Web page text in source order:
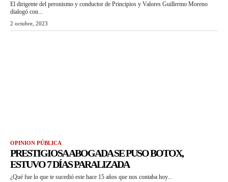
El dirigente del peronismo y conductor de Principios y Valores Guillermo Moreno
dialogó con...
2 octubre, 2023
OPINION PÚBLICA
PRESTIGIOSA ABOGADA SE PUSO BOTOX,
ESTUVO 7 DÍAS PARALIZADA
¿Qué fue lo que te sucedió este hace 15 años que nos contaba hoy...